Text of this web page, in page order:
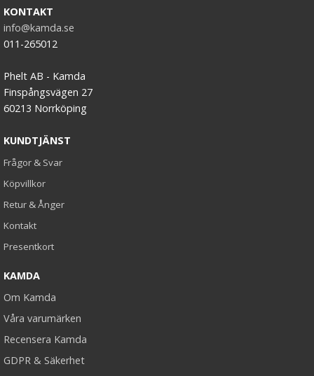
KONTAKT
info@kamda.se
011-265012
Phelt AB - Kamda
Finspångsvägen 27
60213 Norrköping
KUNDTJÄNST
Frågor & Svar
Köpvillkor
Retur & Ånger
Kontakt
Presentkort
KAMDA
Om Kamda
Våra varumärken
Recensera Kamda
GDPR & Säkerhet